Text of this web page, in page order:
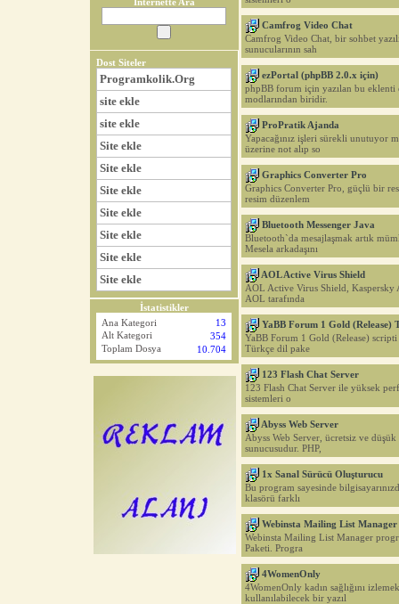
Dost Siteler
Programkolik.Org
site ekle
site ekle
Site ekle
Site ekle
Site ekle
Site ekle
Site ekle
Site ekle
Site ekle
İstatistikler
Ana Kategori
13
Alt Kategori
354
Toplam Dosya 10.704
Camfrog Video Chat
Camfrog Video Chat, bir sohbet
sunucularının sah
ezPortal (phpBB 2.0.x için)
phpBB forum için yazılan bu
modlarından biridir.
ProPratik Ajanda
Yapacağınız işleri sürekli unutuyor
üzerine not alıp so
Graphics Converter Pro
Graphics Converter Pro, güçlü bir
resim düzenlem
Bluetooth Messenger Java
Bluetooth`da mesajlaşmak artık
Mesela arkadaşını
AOL Active Virus Shield
AOL Active Virus Shield, Kaspersky
AOL tarafında
YaBB Forum 1 Gold (Release)
YaBB Forum 1 Gold (Release) scripti
Türkçe dil pake
123 Flash Chat Server
123 Flash Chat Server ile yüksek
sistemleri o
Abyss Web Server
Abyss Web Server, ücretsiz ve
sunucusudur. PHP,
1x Sanal Sürücü Oluşturucu
Bu program sayesinde
klasörü farklı
Webinsta Mailing List
Webinsta Mailing List Manager
Paketi. Progra
4WomenOnly
4WomenOnly kadın sağlığını
kullanılabilecek bir yazıl